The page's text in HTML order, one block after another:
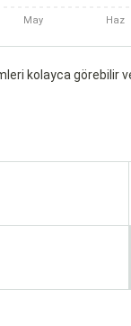
May Haz
kolayca görebilir